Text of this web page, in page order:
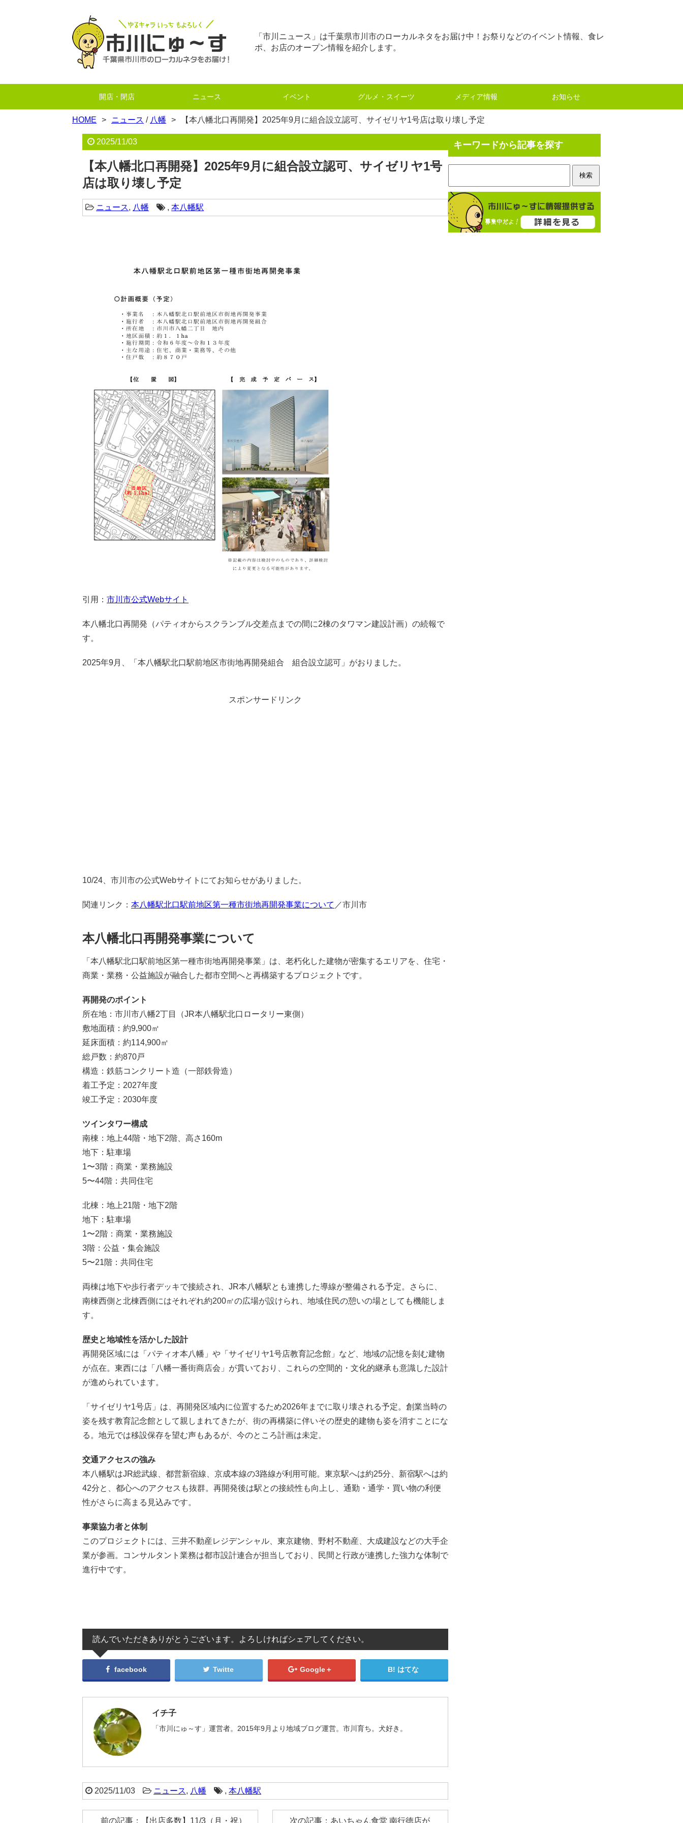
「市川ニュース」は千葉県市川市のローカルネタをお届け中！お祭りなどのイベント情報、食レ
ポ、お店のオープン情報を紹介します。
開店・閉店 ニュース イベント グルメ・スイーツ メディア情報 お知らせ
HOME ニュース / 八幡 【本八幡北口再開発】2025年9月に組合設立認可、サイゼリヤ1号店は取り壊し予定
2025/11/03
【本八幡北口再開発】2025年9月に組合設立認可、サイゼリヤ1号
店は取り壊し予定
ニュース, 八幡 , 本八幡駅
引用： 市川市公式Webサイト
本八幡北口再開発（パティオからスクランブル交差点までの間に2棟のタワマン建設計画）の続報で
す。
2025年9月、「本八幡駅北口駅前地区市街地再開発組合 組合設立認可」がおりました。
スポンサードリンク
10/24、市川市の公式Webサイトにてお知らせがありました。
関連リンク： 本八幡駅北口駅前地区第一種市街地再開発事業について ／市川市
本八幡北口再開発事業について
「本八幡駅北口駅前地区第一種市街地再開発事業」は、老朽化した建物が密集するエリアを、住宅・
商業・業務・公益施設が融合した都市空間へと再構築するプロジェクトです。
再開発のポイント
所在地：市川市八幡2丁目（JR本八幡駅北口ロータリー東側）
敷地面積：約9,900㎡
延床面積：約114,900㎡
総戸数：約870戸
構造：鉄筋コンクリート造（一部鉄骨造）
着工予定：2027年度
竣工予定：2030年度
ツインタワー構成
南棟：地上44階・地下2階、高さ160m
地下：駐車場
1〜3階：商業・業務施設
5〜44階：共同住宅
北棟：地上21階・地下2階
地下：駐車場
1〜2階：商業・業務施設
3階：公益・集会施設
5〜21階：共同住宅
両棟は地下や歩行者デッキで接続され、JR本八幡駅とも連携した導線が整備される予定。さらに、
南棟西側と北棟西側にはそれぞれ約200㎡の広場が設けられ、地域住民の憩いの場としても機能しま
す。
歴史と地域性を活かした設計
再開発区域には「パティオ本八幡」や「サイゼリヤ1号店教育記念館」など、地域の記憶を刻む建物
が点在。東西には「八幡一番街商店会」が貫いており、これらの空間的・文化的継承も意識した設計
が進められています。
「サイゼリヤ1号店」は、再開発区域内に位置するため2026年までに取り壊される予定。創業当時の
姿を残す教育記念館として親しまれてきたが、街の再構築に伴いその歴史的建物も姿を消すことにな
る。地元では移設保存を望む声もあるが、今のところ計画は未定。
交通アクセスの強み
本八幡駅はJR総武線、都営新宿線、京成本線の3路線が利用可能。東京駅へは約25分、新宿駅へは約
42分と、都心へのアクセスも抜群。再開発後は駅との接続性も向上し、通勤・通学・買い物の利便
性がさらに高まる見込みです。
事業協力者と体制
このプロジェクトには、三井不動産レジデンシャル、東京建物、野村不動産、大成建設などの大手企
業が参画。コンサルタント業務は都市設計連合が担当しており、民間と行政が連携した強力な体制で
進行中です。
読んでいただきありがとうございます。よろしければシェアしてください。
facebook Twitte Google＋ はてな
イチ子
「市川にゅ～す」運営者。2015年9月より地域ブログ運営。市川育ち。犬好き。
2025/11/03 ニュース, 八幡 , 本八幡駅
前の記事：【出店多数】11/3（月・祝） 次の記事：あいちゃん食堂 南行徳店が
キーワードから記事を探す